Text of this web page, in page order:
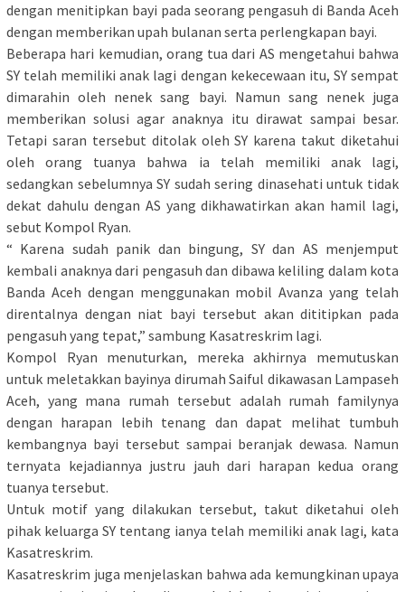
dengan menitipkan bayi pada seorang pengasuh di Banda Aceh
dengan memberikan upah bulanan serta perlengkapan bayi.
Beberapa hari kemudian, orang tua dari AS mengetahui bahwa
SY telah memiliki anak lagi dengan kekecewaan itu, SY sempat
dimarahin oleh nenek sang bayi. Namun sang nenek juga
memberikan solusi agar anaknya itu dirawat sampai besar.
Tetapi saran tersebut ditolak oleh SY karena takut diketahui
oleh orang tuanya bahwa ia telah memiliki anak lagi,
sedangkan sebelumnya SY sudah sering dinasehati untuk tidak
dekat dahulu dengan AS yang dikhawatirkan akan hamil lagi,
sebut Kompol Ryan.
“ Karena sudah panik dan bingung, SY dan AS menjemput
kembali anaknya dari pengasuh dan dibawa keliling dalam kota
Banda Aceh dengan menggunakan mobil Avanza yang telah
direntalnya dengan niat bayi tersebut akan dititipkan pada
pengasuh yang tepat,” sambung Kasatreskrim lagi.
Kompol Ryan menuturkan, mereka akhirnya memutuskan
untuk meletakkan bayinya dirumah Saiful dikawasan Lampaseh
Aceh, yang mana rumah tersebut adalah rumah familynya
dengan harapan lebih tenang dan dapat melihat tumbuh
kembangnya bayi tersebut sampai beranjak dewasa. Namun
ternyata kejadiannya justru jauh dari harapan kedua orang
tuanya tersebut.
Untuk motif yang dilakukan tersebut, takut diketahui oleh
pihak keluarga SY tentang ianya telah memiliki anak lagi, kata
Kasatreskrim.
Kasatreskrim juga menjelaskan bahwa ada kemungkinan upaya